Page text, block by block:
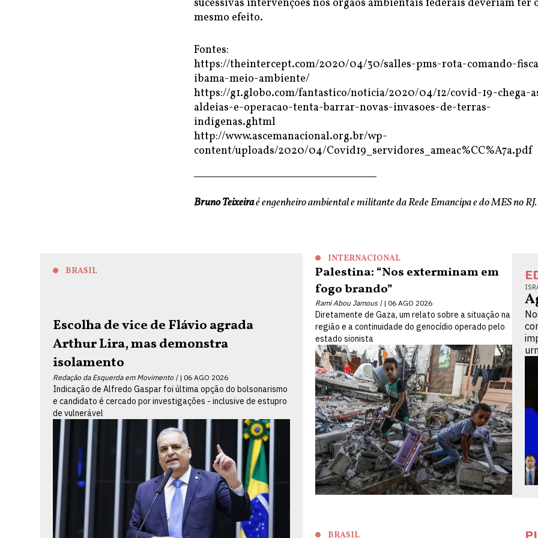
sucessivas intervenções nos órgãos ambientais federais deveriam ter
mesmo efeito.
Fontes:
https://theintercept.com/2020/04/30/salles-pms-rota-comando-
ibama-meio-ambiente/
https://g1.globo.com/fantastico/noticia/2020/04/12/covid-19-chega-
aldeias-e-operacao-tenta-barrar-novas-invasoes-de-terras-
indigenas.ghtml
http://www.ascemanacional.org.br/wp-
content/uploads/2020/04/Covid19_servidores_ameac%CC%A7a.pdf
Bruno Teixeiraé engenheiro ambiental e militante da Rede Emancipa e do MES no RJ.
BRASIL
Escolha de vice de Flávio agrada
Arthur Lira, mas demonstra
isolamento
Redação da Esquerda em Movimento | 06 AGO 2026
Indicação de Alfredo Gaspar foi última opção do bolsonarismo
e candidato é cercado por investigações - inclusive de estupro
de vulnerável
INTERNACIONAL
Palestina: “Nos exterminam em
fogo brando”
Rami Abou Jamous | 06 AGO 2026
Diretamente de Gaza, um relato sobre a situação na
região e a continuidade do genocídio operado pelo
estado sionista
BRASIL